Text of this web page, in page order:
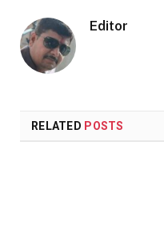
Editor
RELATED POSTS